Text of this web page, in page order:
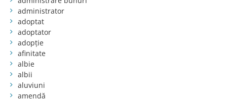
administrator
adoptat
adoptator
adopție
afinitate
albie
albii
aluviuni
amendă